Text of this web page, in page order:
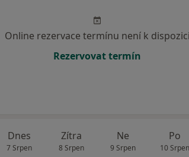
Online rezervace termínu není k dispozici
Rezervovat termín
Dnes
7 Srpen
Zítra
8 Srpen
Ne
9 Srpen
Po
10 Srpen